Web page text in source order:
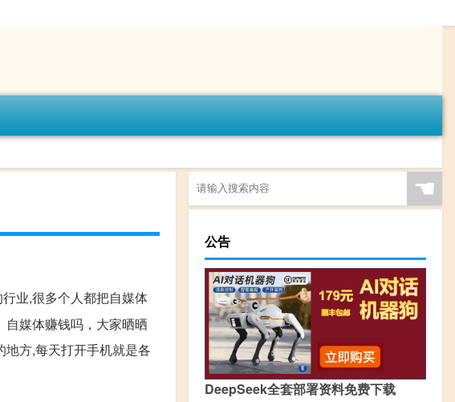
业,很多个人都把自媒体
媒体赚钱吗，大家晒晒
方,每天打开手机就是各
☚
公告
DeepSeek全套部署资料免费下载